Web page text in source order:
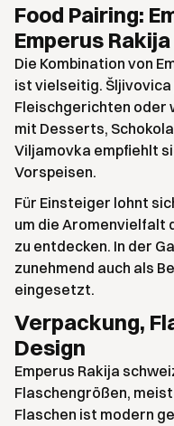
Food Pairing:
Emperus
Die Kombination von
ist vielseitig.
Fleischgerichten oder
mit Desserts,
Viljamovka empfiehlt
Vorspeisen.
Für Einsteiger lohnt
um die Aromenvielfalt
zu entdecken. In der
zunehmend auch als
eingesetzt.
Verpackung,
Design
Emperus Rakija
Flaschengrößen,
Flaschen ist modern